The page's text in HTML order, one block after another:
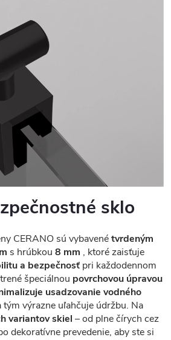
sklo
CERANO sú vybavenétvrdeným
s hrúbkou 8 mm , ktoré zaisťuje
a bezpečnosť pri každodennom
špeciálnou povrchovou úpravou
usadzovanie vodného
tým výrazne uľahčuje údržbu. Na
variantov skiel – od plne čírych cez
dekoratívne prevedenie, aby ste si